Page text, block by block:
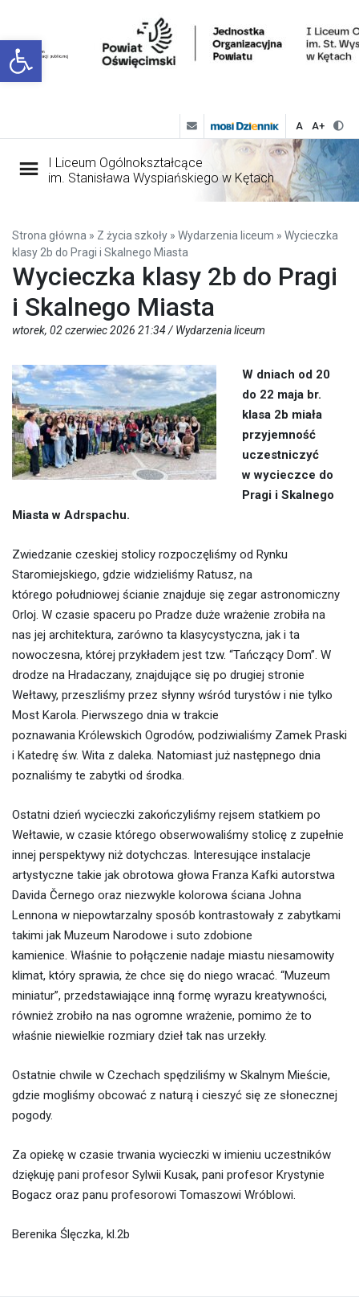
Open toolbar
A A+
I Liceum Ogólnokształcące
im. Stanisława Wyspiańskiego w Kętach
Strona główna » Z życia szkoły » Wydarzenia liceum » Wycieczka
klasy 2b do Pragi i Skalnego Miasta
Wycieczka klasy 2b do Pragi
i Skalnego Miasta
wtorek, 02 czerwiec 2026 21:34 / Wydarzenia liceum
W dniach od 20
do 22 maja br.
klasa 2b miała
przyjemność
uczestniczyć
w wycieczce do
Pragi i Skalnego
Miasta w Adrspachu.
Zwiedzanie czeskiej stolicy rozpoczęliśmy od Rynku
Staromiejskiego, gdzie widzieliśmy Ratusz, na
którego południowej ścianie znajduje się zegar astronomiczny
Orloj. W czasie spaceru po Pradze duże wrażenie zrobiła na
nas jej architektura, zarówno ta klasycystyczna, jak i ta
nowoczesna, której przykładem jest tzw. “Tańczący Dom”. W
drodze na Hradaczany, znajdujące się po drugiej stronie
Wełtawy, przeszliśmy przez słynny wśród turystów i nie tylko
Most Karola. Pierwszego dnia w trakcie
poznawania Królewskich Ogrodów, podziwialiśmy Zamek Praski
i Katedrę św. Wita z daleka. Natomiast już następnego dnia
poznaliśmy te zabytki od środka.
Ostatni dzień wycieczki zakończyliśmy rejsem statkiem po
Wełtawie, w czasie którego obserwowaliśmy stolicę z zupełnie
innej perspektywy niż dotychczas. Interesujące instalacje
artystyczne takie jak obrotowa głowa Franza Kafki autorstwa
Davida Černego oraz niezwykle kolorowa ściana Johna
Lennona w niepowtarzalny sposób kontrastowały z zabytkami
takimi jak Muzeum Narodowe i suto zdobione
kamienice. Właśnie to połączenie nadaje miastu niesamowity
klimat, który sprawia, że chce się do niego wracać. “Muzeum
miniatur”, przedstawiające inną formę wyrazu kreatywności,
również zrobiło na nas ogromne wrażenie, pomimo że to
właśnie niewielkie rozmiary dzieł tak nas urzekły.
Ostatnie chwile w Czechach spędziliśmy w Skalnym Mieście,
gdzie mogliśmy obcować z naturą i cieszyć się ze słonecznej
pogody.
Za opiekę w czasie trwania wycieczki w imieniu uczestników
dziękuję pani profesor Sylwii Kusak, pani profesor Krystynie
Bogacz oraz panu profesorowi Tomaszowi Wróblowi.
Berenika Ślęczka, kl.2b